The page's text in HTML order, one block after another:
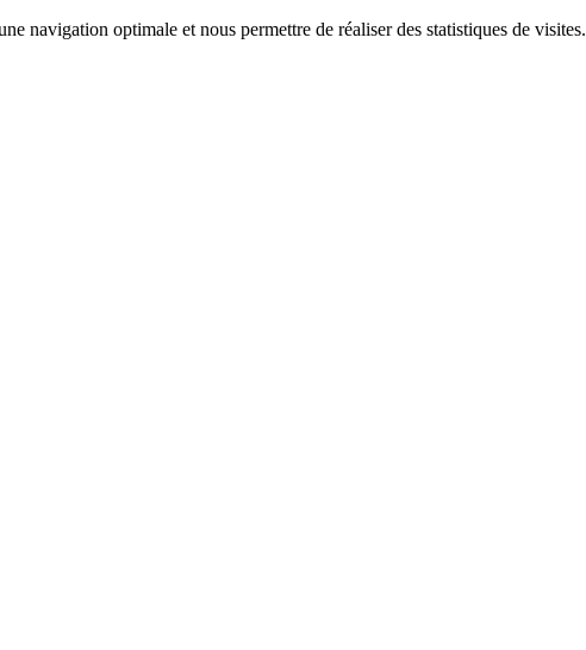
navigation optimale et nous permettre de réaliser des statistiques de visites.